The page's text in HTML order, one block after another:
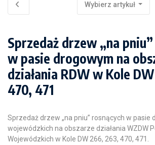
Wybierz artykuł
Sprzedaż drzew „na
w pasie drogowym na
działania RDW w Kole
470, 471
Sprzedaż drzew „na pniu” rosnących w pasie
wojewódzkich na obszarze działania WZDW
Wojewódzkich w Kole DW 266, 263, 470, 471.